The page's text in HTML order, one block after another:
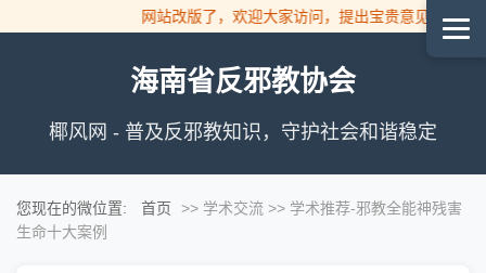
网站改版了，欢迎大家访问，提出宝贵意见！
海南省反邪教协会
椰风网 - 普及反邪教知识，守护社会和谐稳定
您现在的微位置: 首页 >> 学术交流 >> 学术推荐-邪教全能神残害
生命十大案例